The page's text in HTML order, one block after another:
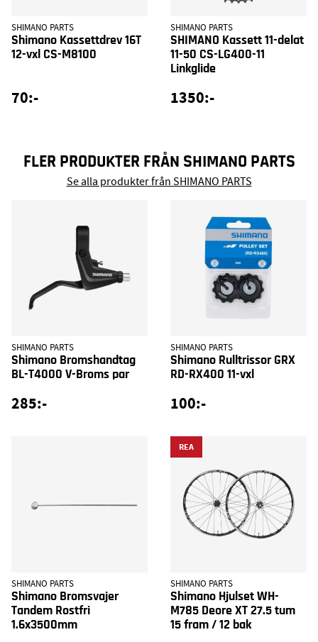
SHIMANO PARTS
Shimano Kassettdrev 16T
12-vxl CS-M8100
70:-
SHIMANO PARTS
SHIMANO Kassett 11-delat
11-50 CS-LG400-11
Linkglide
1350:-
FLER PRODUKTER FRÅN SHIMANO PARTS
Se alla produkter från SHIMANO PARTS
SHIMANO PARTS
Shimano Bromshandtag
BL-T4000 V-Broms par
285:-
SHIMANO PARTS
Shimano Rulltrissor GRX
RD-RX400 11-vxl
100:-
SHIMANO PARTS
Shimano Bromsvajer
Tandem Rostfri
1.6x3500mm
REA
SHIMANO PARTS
Shimano Hjulset WH-
M785 Deore XT 27.5 tum
15 fram / 12 bak